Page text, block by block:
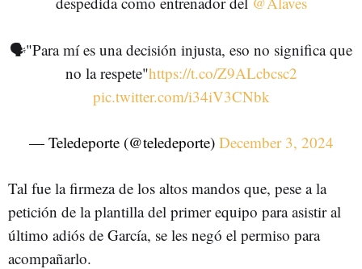
🗣️"Para mí es una decisión injusta, eso no significa que
no la respete"https://t.co/Z9ALcbcsc2
pic.twitter.com/i34iV3CNbk
— Teledeporte (@teledeporte) December 3, 2024
Tal fue la firmeza de los altos mandos que, pese a la
petición de la plantilla del primer equipo para asistir al
último adiós de García, se les negó el permiso para
acompañarlo.